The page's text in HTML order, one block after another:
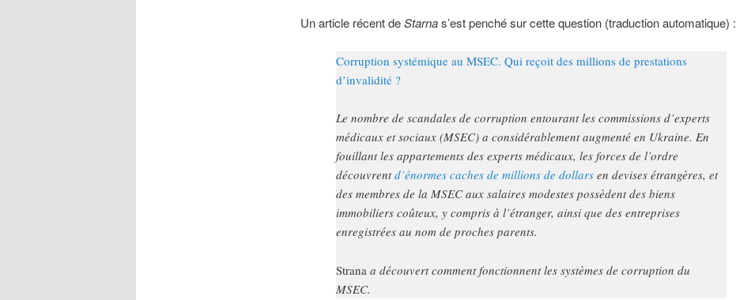
Un article récent deStarnas’est penché sur cette question (traduction automatique) :
Corruption systémique au MSEC. Qui reçoit des millions de prestations
d’invalidité ?
Le nombre de scandales de corruption entourant les commissions d’experts
médicaux et sociaux (MSEC) a considérablement augmenté en Ukraine. En
fouillant les appartements des experts médicaux, les forces de l’ordre
découvrentd’énormes caches de millions de dollarsen devises étrangères, et
des membres de la MSEC aux salaires modestes possèdent des biens
immobiliers coûteux, y compris à l’étranger, ainsi que des entreprises
enregistrées au nom de proches parents.
Strana a découvert comment fonctionnent les systèmes de corruption du
MSEC.